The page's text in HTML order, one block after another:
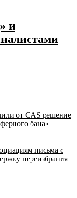
и
от CAS решение
бана»
письма с
переизбрания